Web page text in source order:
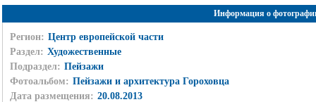
Информация о
Регион: Центр европейской части
Раздел: Художественные
Подраздел: Пейзажи
Фотоальбом: Пейзажи и архитектура Гороховца
Дата размещения: 20.08.2013